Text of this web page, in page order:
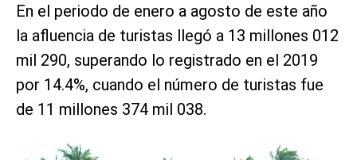
En el periodo de enero a agosto de este año
la afluencia de turistas llegó a 13 millones 012
mil 290, superando lo registrado en el 2019
por 14.4%, cuando el número de turistas fue
de 11 millones 374 mil 038.